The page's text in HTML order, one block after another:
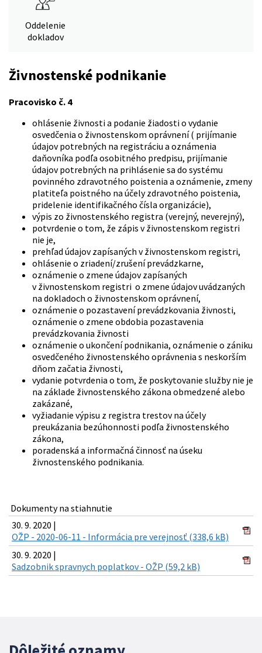
Oddelenie
dokladov
Živnostenské podnikanie
Pracovisko č. 4
ohlásenie živnosti a podanie žiadosti o vydanie
osvedčenia o živnostenskom oprávnení ( prijímanie
údajov potrebných na registráciu a oznámenia
daňovníka podľa osobitného predpisu, prijímanie
údajov potrebných na prihlásenie sa do systému
povinného zdravotného poistenia a oznámenie, zmeny
platiteľa poistného na účely zdravotného poistenia,
pridelenie identifikačného čísla organizácie),
výpis zo živnostenského registra (verejný, neverejný),
potvrdenie o tom, že zápis v živnostenskom registri
nie je,
prehľad údajov zapísaných v živnostenskom registri,
ohlásenie o zriadení/zrušení prevádzkarne,
oznámenie o zmene údajov zapísaných
v živnostenskom registri o zmene údajov uvádzaných
na dokladoch o živnostenskom oprávnení,
oznámenie o pozastavení prevádzkovania živnosti,
oznámenie o zmene obdobia pozastavenia
prevádzkovania živnosti
oznámenie o ukončení podnikania, oznámenie o zániku
osvedčeného živnostenského oprávnenia s neskorším
dňom začatia živnosti,
vydanie potvrdenia o tom, že poskytovanie služby nie je
na základe živnostenského zákona obmedzené alebo
zakázané,
vyžiadanie výpisu z registra trestov na účely
preukázania bezúhonnosti podľa živnostenského
zákona,
poradenská a informačná činnosť na úseku
živnostenského podnikania.
Dokumenty na stiahnutie
30. 9. 2020 |
OŽP - 2020-06-11 - Informácia pre verejnosť (338,6 kB)
30. 9. 2020 |
Sadzobnik spravnych poplatkov - OŽP (59,2 kB)